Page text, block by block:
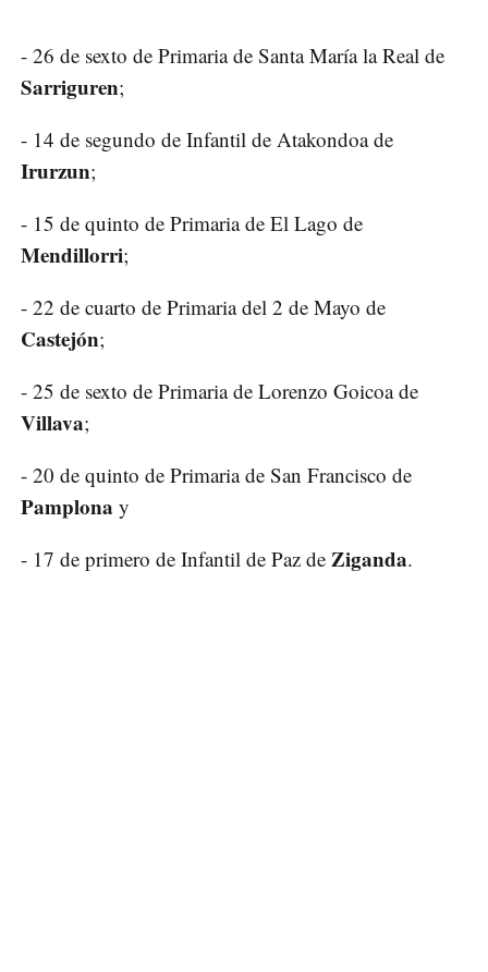
- 26 de sexto de Primaria de Santa María la Real de
Sarriguren;
- 14 de segundo de Infantil de Atakondoa de
Irurzun;
- 15 de quinto de Primaria de El Lago de
Mendillorri;
- 22 de cuarto de Primaria del 2 de Mayo de
Castejón;
- 25 de sexto de Primaria de Lorenzo Goicoa de
Villava;
- 20 de quinto de Primaria de San Francisco de
Pamplona y
- 17 de primero de Infantil de Paz de Ziganda.